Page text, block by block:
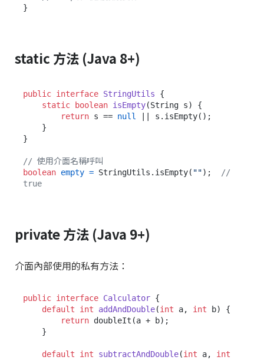
static 方法 (Java 8+)
public interface StringUtils {
static
boolean isEmpty(String s)
{
return s == null
|| s.isEmpty();
}
// 使用介面名稱呼叫
boolean empty = StringUtils.isEmpty( "");
//
true
private 方法 (Java 9+)
介面內部使用的私有方法：
public interface Calculator {
default
int addAndDouble(int a, int b)
{
return doubleIt(a + b);
default int subtractAndDouble(int a, int